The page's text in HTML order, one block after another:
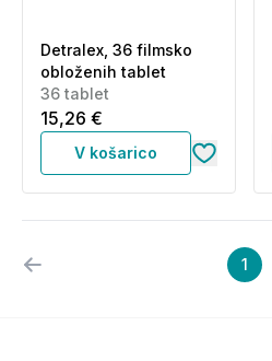
Detralex, 36 filmsko
obloženih tablet
36 tablet
15,26 €
V košarico
1